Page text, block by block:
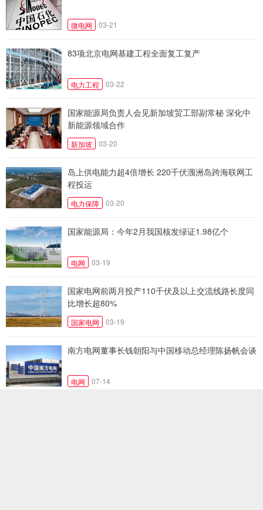
微电网 03-21
83项北京电网基建工程全面复工复产
电力工程 03-22
国家能源局负责人会见新加坡贸工部副常秘 深化中
新能源领域合作
新加坡 03-20
岛上供电能力超4倍增长 220千伏涠洲岛跨海联网工
程投运
电力保障 03-20
国家能源局：今年2月我国核发绿证1.98亿个
电网 03-19
国家电网前两月投产110千伏及以上交流线路长度同
比增长超80%
国家电网 03-19
南方电网董事长钱朝阳与中国移动总经理陈扬帆会谈
电网 07-14